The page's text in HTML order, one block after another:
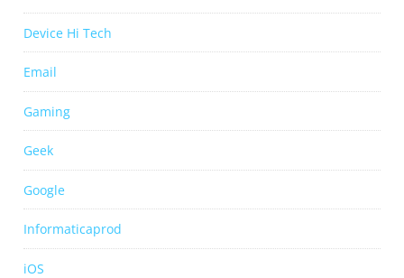
Device Hi Tech
Email
Gaming
Geek
Google
Informaticaprod
iOS